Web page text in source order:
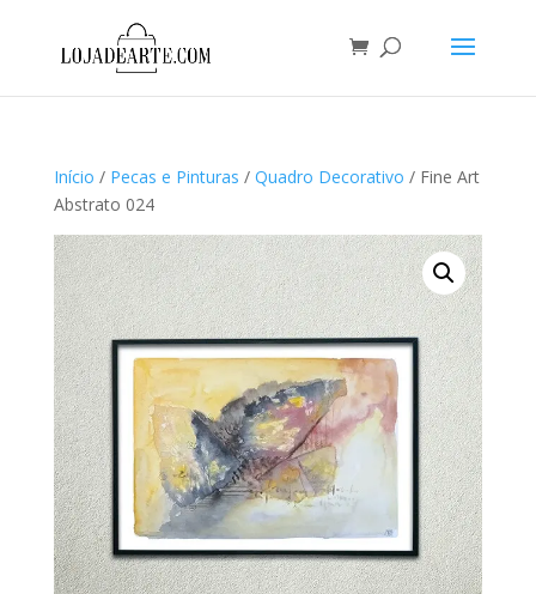
Início / Pecas e Pinturas / Quadro Decorativo / Fine Art
Abstrato 024